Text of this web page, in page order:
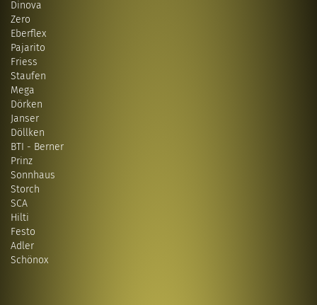
Dinova
Zero
Eberflex
Pajarito
Friess
Staufen
Mega
Dörken
Janser
Döllken
BTI - Berner
Prinz
Sonnhaus
Storch
SCA
Hilti
Festo
Adler
Schönox